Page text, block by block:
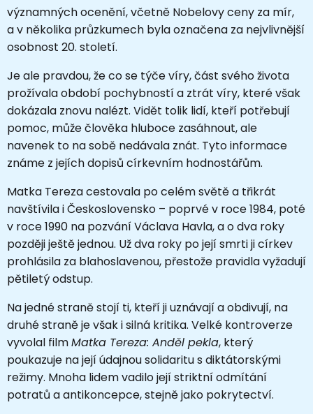
významných ocenění, včetně Nobelovy ceny za mír,
a v několika průzkumech byla označena za nejvlivnější
osobnost 20. století.
Je ale pravdou, že co se týče víry, část svého života
prožívala období pochybností a ztrát víry, které však
dokázala znovu nalézt. Vidět tolik lidí, kteří potřebují
pomoc, může člověka hluboce zasáhnout, ale
navenek to na sobě nedávala znát. Tyto informace
známe z jejích dopisů církevním hodnostářům.
Matka Tereza cestovala po celém světě a třikrát
navštívila i Československo – poprvé v roce 1984, poté
v roce 1990 na pozvání Václava Havla, a o dva roky
později ještě jednou. Už dva roky po její smrti ji církev
prohlásila za blahoslavenou, přestože pravidla vyžadují
pětiletý odstup.
Na jedné straně stojí ti, kteří ji uznávají a obdivují, na
druhé straně je však i silná kritika. Velké kontroverze
vyvolal filmMatka Tereza: Anděl pekla, který
poukazuje na její údajnou solidaritu s diktátorskými
režimy. Mnoha lidem vadilo její striktní odmítání
potratů a antikoncepce, stejně jako pokrytectví.